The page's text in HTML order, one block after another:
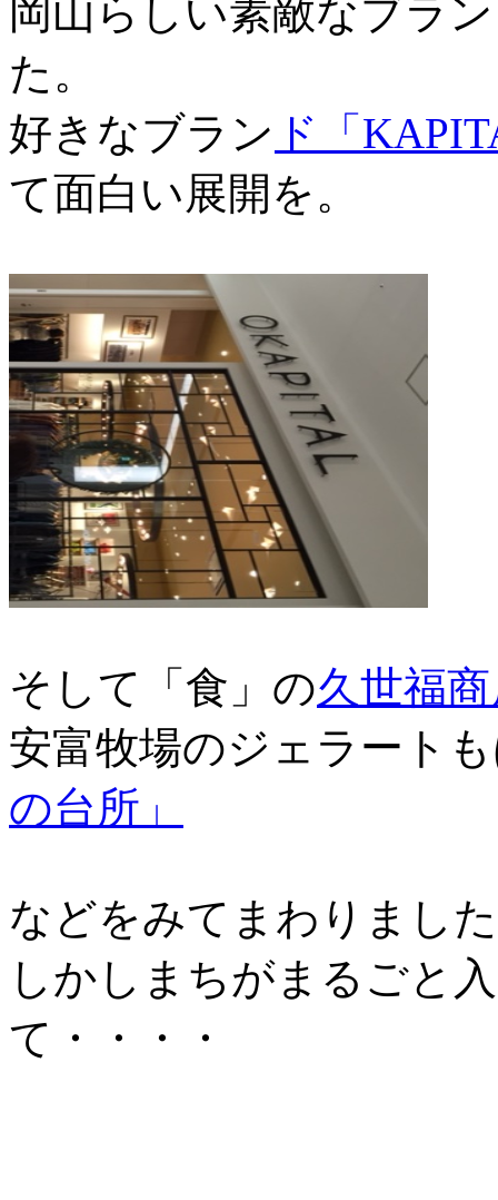
岡山らしい素敵なブラ
た。
好きなブラン ド「
て面白い展開を。
そして「食」の久世福
安富牧場のジェラート
の台所」
などをみてまわりまし
しかしまちがまるごと
て・・・・